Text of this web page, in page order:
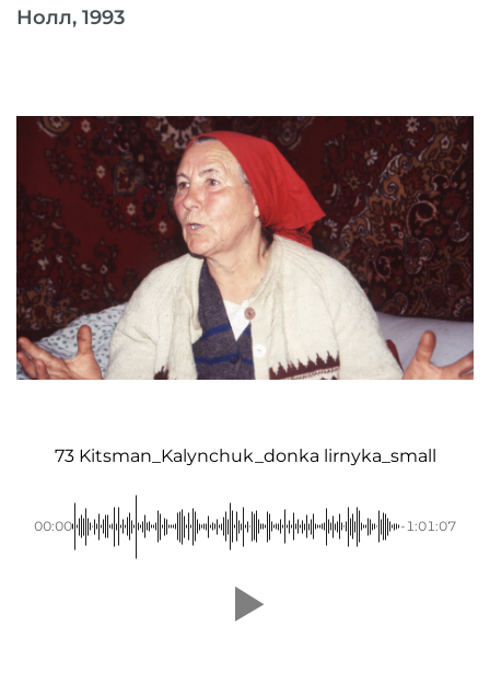
Нолл, 1993
73 Kitsman_Kalynchuk_donka lirnyka_small
00:00 -1:01:07